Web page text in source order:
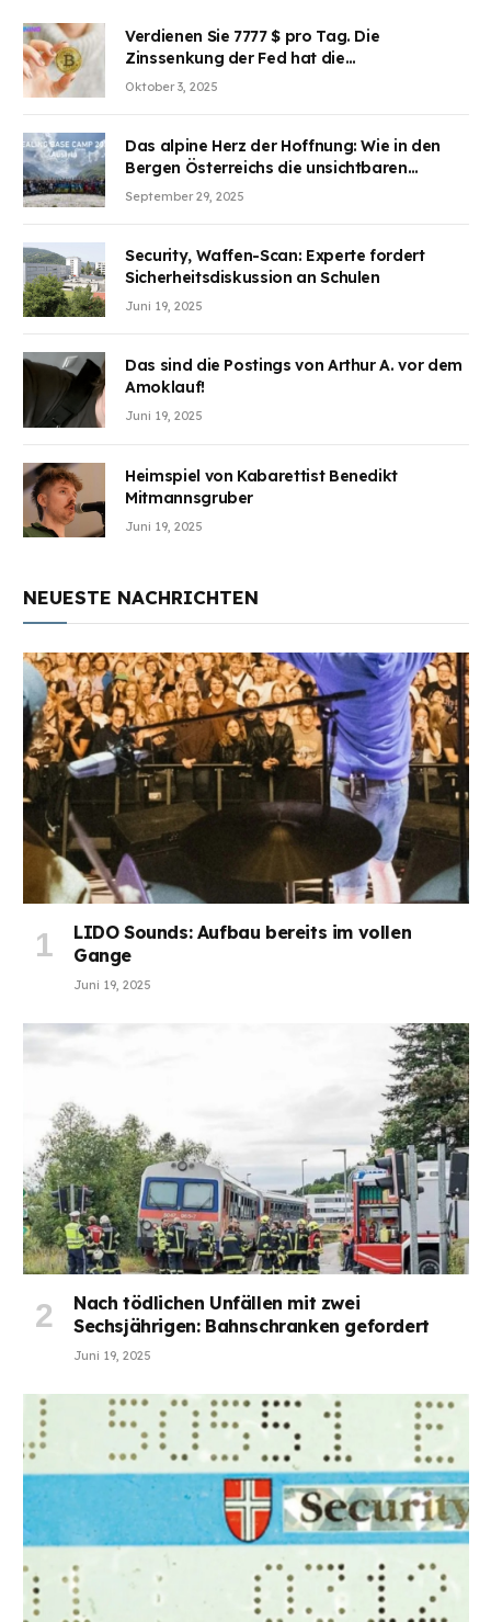
Verdienen Sie 7777 $ pro Tag. Die
Zinssenkung der Fed hat die
Aufmerksamkeit des Marktes erregt.
Oktober 3, 2025
Das alpine Herz der Hoffnung: Wie in den
Bergen Österreichs die unsichtbaren
Wunden des Kriegesheilen
September 29, 2025
Security, Waffen-Scan: Experte fordert
Sicherheitsdiskussion an Schulen
Juni 19, 2025
Das sind die Postings von Arthur A. vor dem
Amoklauf!
Juni 19, 2025
Heimspiel von Kabarettist Benedikt
Mitmannsgruber
Juni 19, 2025
NEUESTE NACHRICHTEN
LIDO Sounds: Aufbau bereits im vollen
Gange
Juni 19, 2025
Nach tödlichen Unfällen mit zwei
Sechsjährigen: Bahnschranken gefordert
Juni 19, 2025